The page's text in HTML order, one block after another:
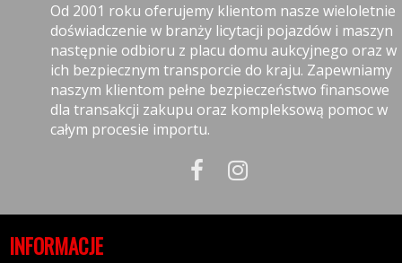
Od 2001 roku oferujemy klientom nasze wieloletnie
doświadczenie w branży licytacji pojazdów i maszyn
następnie odbioru z placu domu aukcyjnego oraz w
ich bezpiecznym transporcie do kraju. Zapewniamy
naszym klientom pełne bezpieczeństwo finansowe
dla transakcji zakupu oraz kompleksową pomoc w
całym procesie importu.
INFORMACJE